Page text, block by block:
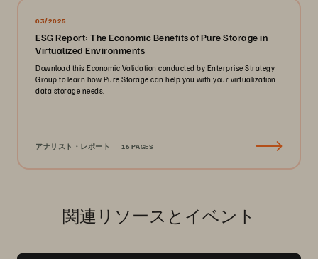
03/2025
ESG Report: The Economic Benefits of Pure Storage in
Virtualized Environments
Download this Economic Validation conducted by Enterprise Strategy
Group to learn how Pure Storage can help you with your virtualization
data storage needs.
アナリスト・レポート 16 PAGES
関連リソースとイベント